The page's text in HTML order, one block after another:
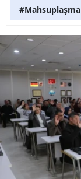
#Mahsuplaşma